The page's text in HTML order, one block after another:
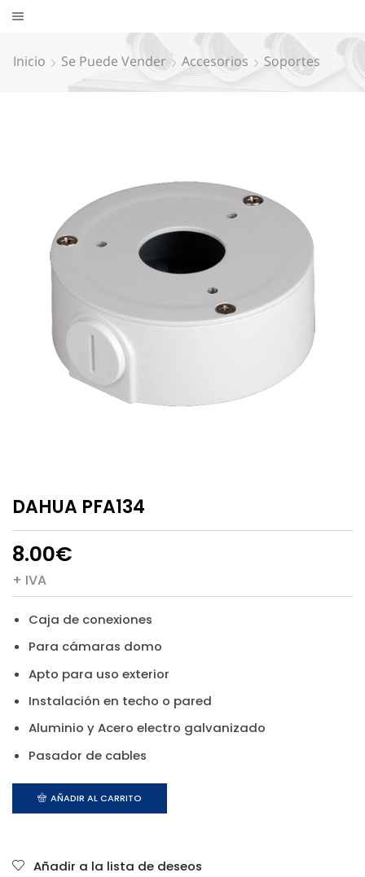
Inicio Se Puede Vender Accesorios Soportes
DAHUA PFA134
8.00€
+ IVA
Caja de conexiones
Para cámaras domo
Apto para uso exterior
Instalación en techo o pared
Aluminio y Acero electro galvanizado
Pasador de cables
AÑADIR AL CARRITO
Añadir a la lista de deseos